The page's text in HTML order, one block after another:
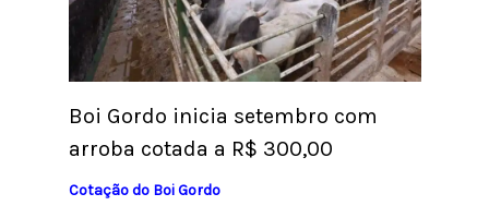
Boi Gordo inicia setembro com
arroba cotada a R$ 300,00
Cotação do Boi Gordo